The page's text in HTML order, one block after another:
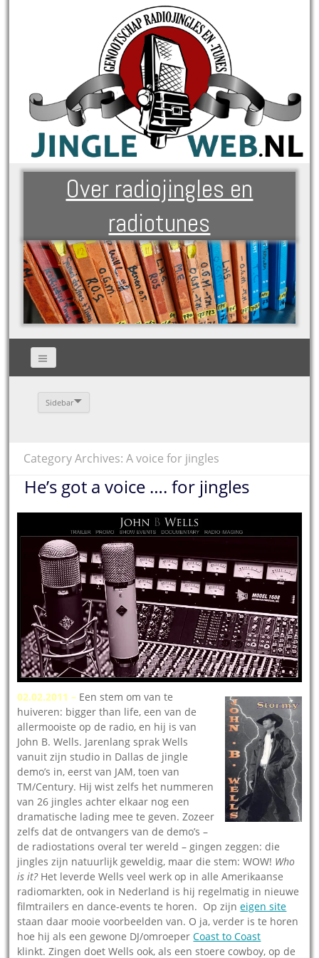
Over radiojingles en
radiotunes
Sidebar
Category Archives: A voice for jingles
He’s got a voice …. for jingles
02.02.2011 – Een stem om van te
huiveren: bigger than life, een van de
allermooiste op de radio, en hij is van
John B. Wells. Jarenlang sprak Wells
vanuit zijn studio in Dallas de jingle
demo’s in, eerst van JAM, toen van
TM/Century. Hij wist zelfs het nummeren
van 26 jingles achter elkaar nog een
dramatische lading mee te geven. Zozeer
zelfs dat de ontvangers van de demo’s –
de radiostations overal ter wereld – gingen zeggen: die
jingles zijn natuurlijk geweldig, maar die stem: WOW! Who
is it?Het leverde Wells veel werk op in alle Amerikaanse
radiomarkten, ook in Nederland is hij regelmatig in nieuwe
filmtrailers en dance-events te horen. Op zijneigen site
staan daar mooie voorbeelden van. O ja, verder is te horen
hoe hij als een gewone DJ/omroeperCoast to Coast
klinkt. Zingen doet Wells ook, als een stoere cowboy, op de